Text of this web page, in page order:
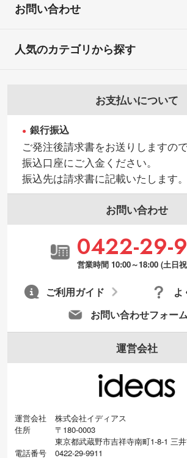
お問い合わせ
お支払いについて
銀行振込
ご発注後請求書をお送りしますの
振込口座にご入金ください。
振込先は請求書に記載いたします。
お問い合わせ
0422-29-
営業時間 10:00～18:00 (土日
お問い合わせフォー
よ
ご利用ガイド
運営会社
運営会社
株式会社イディアス
住所
〒180-0003
東京都武蔵野市吉祥寺南町1-8-1 三
電話番号
0422-29-9911
人気のカテゴリから探す